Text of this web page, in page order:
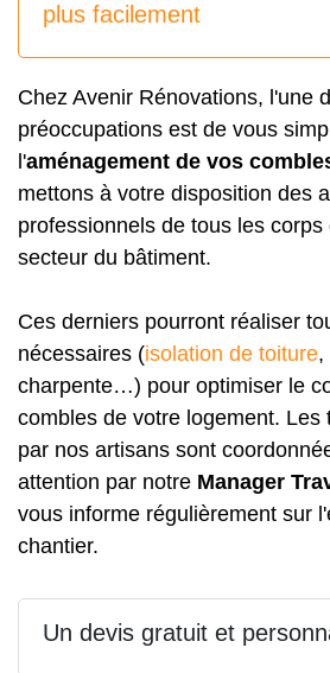
plus facilement
Chez Avenir Rénovations, l'une
préoccupations est de vous
l'aménagement de vos
mettons à votre disposition des
professionnels de tous les corps
secteur du bâtiment.
Ces derniers pourront réaliser
nécessaires (isolation de toiture,
charpente…) pour optimiser le
combles de votre logement. Les
par nos artisans sont
attention par notre Manager
vous informe régulièrement sur
chantier.
Un devis gratuit et